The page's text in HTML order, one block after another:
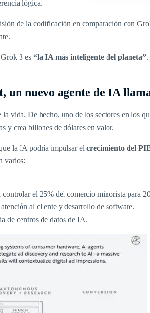
lógica.
de la codificación en comparación con
3 es “la IA más inteligente del planeta”.
un nuevo agente de IA
vida. De hecho, uno de los sectores en los
y crea billones de dólares en valor.
la IA podría impulsar el crecimiento del
varios:
controlar el 25% del comercio minorista para
al cliente y desarrollo de software.
de centros de datos de IA.